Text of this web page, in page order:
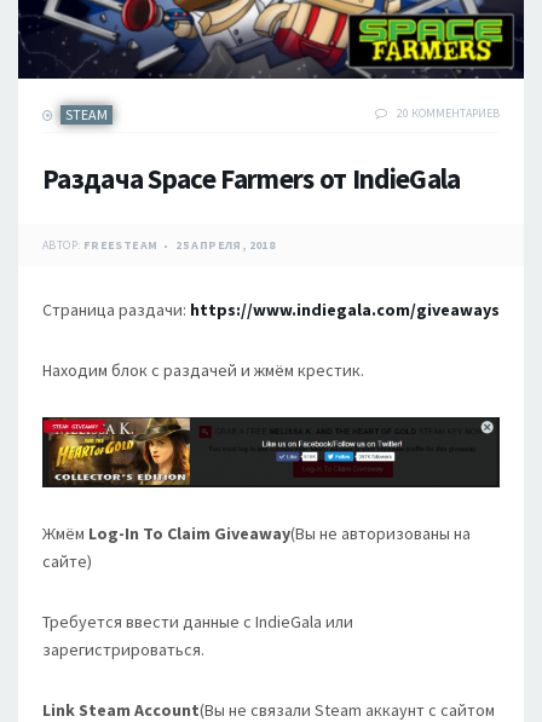
STEAM 20 КОММЕНТАРИЕВ
Раздача Space Farmers от IndieGala
АВТОР: FREESTEAM 25 АПРЕЛЯ, 2018
Страница раздачи: https://www.indiegala.com/giveaways
Находим блок с раздачей и жмём крестик.
Жмём Log-In To Claim Giveaway(Вы не авторизованы на
сайте)
Требуется ввести данные с IndieGala или
зарегистрироваться.
Link Steam Account(Вы не связали Steam аккаунт с сайтом